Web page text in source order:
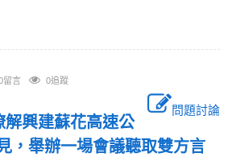
留言 0追蹤
問題討論
解興建蘇花高速公
，舉辦一場會議聽取雙方言